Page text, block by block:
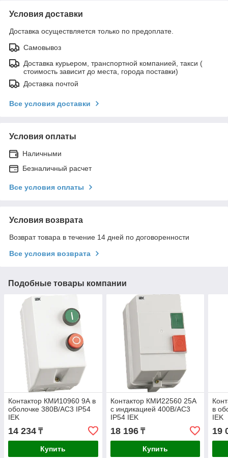
Условия доставки
Доставка осуществляется только по предоплате.
Самовывоз
Доставка курьером, транспортной компанией, такси (
стоимость зависит до места, города поставки)
Доставка почтой
Все условия доставки
Условия оплаты
Наличными
Безналичный расчет
Все условия оплаты
Условия возврата
Возврат товара в течение 14 дней по договоренности
Все условия возврата
Подобные товары компании
Контактор КМИ10960 9А в
оболочке 380В/АС3 IP54
IEK
14 234 ₸
Купить
Контактор КМИ22560 25А
с индикацией 400В/АС3
IP54 IEK
18 196₸
Купить
в
IEK
19